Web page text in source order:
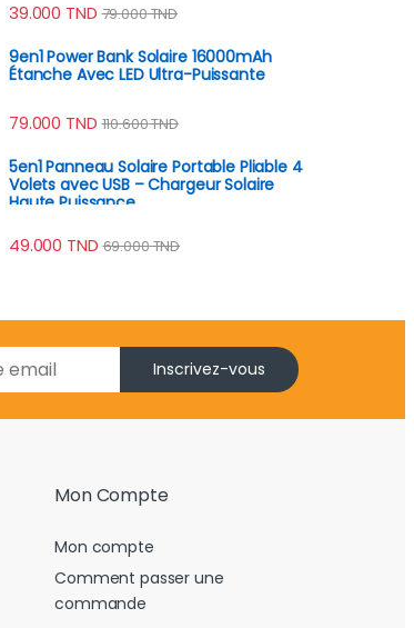
39.000 TND 79.000TND
9en1 Power Bank Solaire 16000mAh
Étanche Avec LED Ultra-Puissante
79.000 TND 110.600TND
5en1 Panneau Solaire Portable Pliable 4
Volets avec USB – Chargeur Solaire
Haute Puissance
49.000 TND 69.000TND
Inscrivez-vous
Mon Compte
Mon compte
Comment passer une
commande